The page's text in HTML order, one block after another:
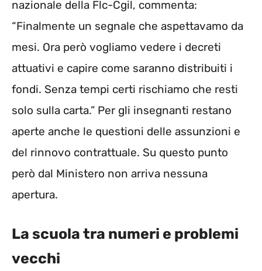
nazionale della Flc-Cgil, commenta:
“Finalmente un segnale che aspettavamo da
mesi. Ora però vogliamo vedere i decreti
attuativi e capire come saranno distribuiti i
fondi. Senza tempi certi rischiamo che resti
solo sulla carta.” Per gli insegnanti restano
aperte anche le questioni delle assunzioni e
del rinnovo contrattuale. Su questo punto
però dal Ministero non arriva nessuna
apertura.
La scuola tra numeri e problemi
vecchi